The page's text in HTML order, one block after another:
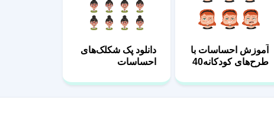
آموزش احساسات با
طرح‌های کودکانه40
دانلود پک شکلک‌های
احساسات